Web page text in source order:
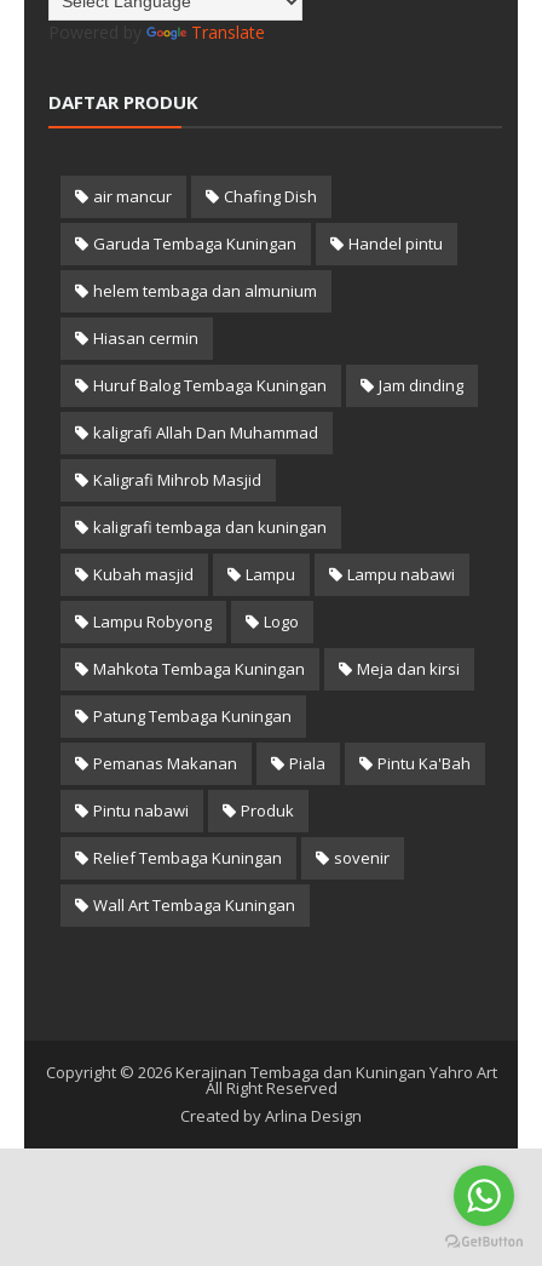
Translate
DAFTAR PRODUK
air mancur Chafing Dish
Garuda Tembaga Kuningan Handel pintu
helem tembaga dan almunium
Hiasan cermin
Huruf Balog Tembaga Kuningan Jam dinding
kaligrafi Allah Dan Muhammad
Kaligrafi Mihrob Masjid
kaligrafi tembaga dan kuningan
Kubah masjid Lampu Lampu nabawi
Lampu Robyong Logo
Mahkota Tembaga Kuningan Meja dan kirsi
Patung Tembaga Kuningan
Pemanas Makanan Piala Pintu Ka'Bah
Pintu nabawi Produk
Relief Tembaga Kuningan sovenir
Wall Art Tembaga Kuningan
Copyright © 2026Kerajinan Tembaga dan Kuningan Yahro Art
All Right Reserved
Created byArlina Design